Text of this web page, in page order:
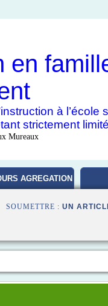
en
à
strictement
Mureaux
AGREGATION
: UN